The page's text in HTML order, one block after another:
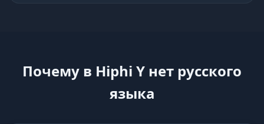
Почему в Hiphi Y нет русского
языка